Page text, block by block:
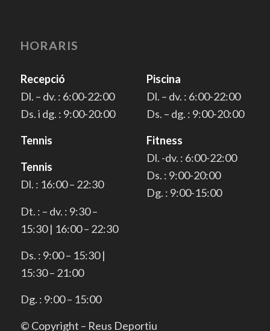
HORARIS
Recepció
Dl. – dv. : 6:00-22:00
Ds. i dg. : 9:00-20:00
Tennis
Tennis
Dl. : 16:00 – 22:30
Dt. : – dv. : 9:30 –
15:30 | 16:00 – 22:30
Ds. : 9:00 – 15:30 |
15:30 – 21:00
Dg. : 9:00 – 15:00
Piscina
Dl. – dv. : 6:00-22:00
Ds. – dg. : 9:00-20:00
Fitness
Dl. -dv. : 6:00-22:00
Ds. : 9:00-20:00
Dg. : 9:00-15:00
© Copyright – Reus Deportiu